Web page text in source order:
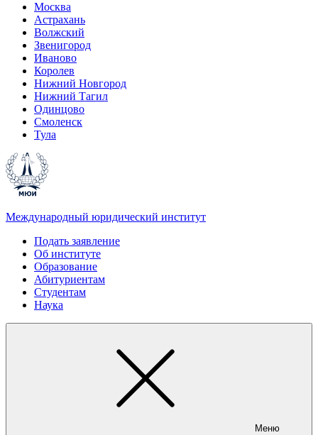
Москва
Астрахань
Волжский
Звенигород
Иваново
Королев
Нижний Новгород
Нижний Тагил
Одинцово
Смоленск
Тула
Международный юридический институт
Подать заявление
Об институте
Образование
Абитуриентам
Студентам
Наука
Меню